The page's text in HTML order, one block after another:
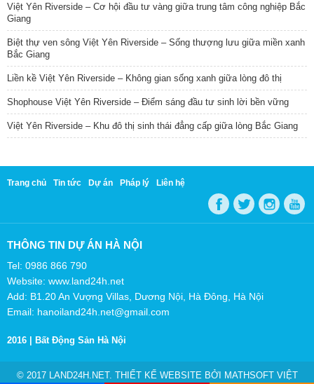
Việt Yên Riverside – Cơ hội đầu tư vàng giữa trung tâm công nghiệp Bắc
Giang
Biệt thự ven sông Việt Yên Riverside – Sống thượng lưu giữa miền xanh
Bắc Giang
Liền kề Việt Yên Riverside – Không gian sống xanh giữa lòng đô thị
Shophouse Việt Yên Riverside – Điểm sáng đầu tư sinh lời bền vững
Việt Yên Riverside – Khu đô thị sinh thái đẳng cấp giữa lòng Bắc Giang
Trang chủ Tin tức Dự án Pháp lý Liên hệ
THÔNG TIN DỰ ÁN HÀ NỘI
Tel: 0986 866 790
Website: www.land24h.net
Add: B1.20 An Vượng Villas, Dương Nội, Hà Đông, Hà Nội
Email: hanoiland24h.net@gmail.com
2016 | Bất Động Sản Hà Nội
© 2017 LAND24H.NET. THIẾT KẾ WEBSITE BỞI
MATHSOFT VIỆT